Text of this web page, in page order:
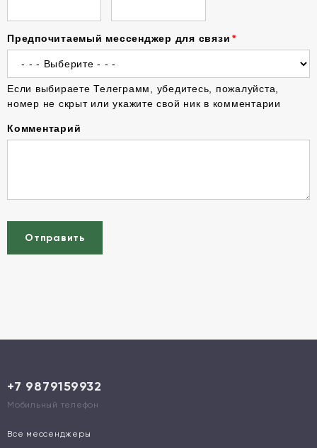
Предпочитаемый мессенджер для связи
Если выбираете Телеграмм, убедитесь, пожалуйста,
номер не скрыт или укажите свой ник в комментарии
Комментарий
Отправить
+7 9879159932
Мобильный телефон
Все мессенджеры